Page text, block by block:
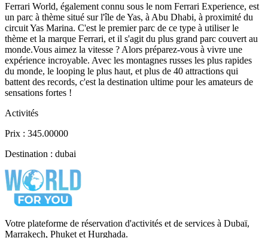
Ferrari World, également connu sous le nom Ferrari Experience, est
un parc à thème situé sur l'île de Yas, à Abu Dhabi, à proximité du
circuit Yas Marina. C'est le premier parc de ce type à utiliser le
thème et la marque Ferrari, et il s'agit du plus grand parc couvert au
monde.Vous aimez la vitesse ? Alors préparez-vous à vivre une
expérience incroyable. Avec les montagnes russes les plus rapides
du monde, le looping le plus haut, et plus de 40 attractions qui
battent des records, c'est la destination ultime pour les amateurs de
sensations fortes !
Activités
Prix : 345.00000
Destination : dubai
Votre plateforme de réservation d'activités et de services à Dubaï,
Marrakech, Phuket et Hurghada.